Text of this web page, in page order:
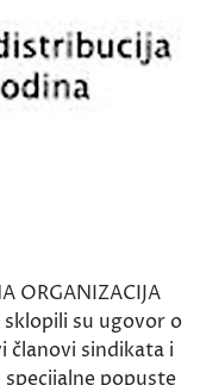
ORGANIZACIJA
sklopili su ugovor o
članovi sindikata i
popuste